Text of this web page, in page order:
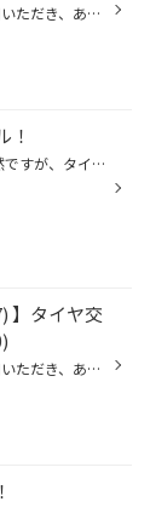
日頃より、タイヤ館をご利用いただき、ありがとうございます。 さて、当店と同じチェーン店の近隣タイヤ館店舗で作業いたしましたタイヤ交換作業をご紹介します。 （WEB掲載をご快諾いただきましたお客様！大変感謝しております。いつもご愛顧いただき誠にありがとうございます！！） おクルマ：日...
！
みなさま、こんにちは。 突然ですが、タイヤの断面ってみたことありますか？？ 普段は丸いタイヤを半分に切ると実はこのようになっているんです！ 上のゴムが厚い部分が地面に接地する部分になりますが、注目していただきたいのは横（サイドウォール）の部分です。 凄く薄くないですか！？ タイヤの...
】タイヤ交
日頃より、タイヤ館をご利用いただき、ありがとうございます。 さて、当店と同じチェーン店の近隣タイヤ館店舗で作業いたしましたタイヤ交換作業をご紹介します。 （WEB掲載をご快諾いただきましたお客様！大変感謝しております。いつもご愛顧いただき誠にありがとうございます！！） おクルマ：日...